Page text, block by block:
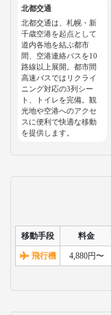
北都交通
北都交通は、札幌・新
千歳空港を起点として
道内各地を結ぶ都市
間、空港連絡バスを10
路線以上展開。都市間
高速バスではリクライ
ニング対応の3列シー
ト、トイレを完備。観
光地や空港へのアクセ
スに便利で快適な移動
を提供します。
移動手段 料金
飛行機 4,880円〜